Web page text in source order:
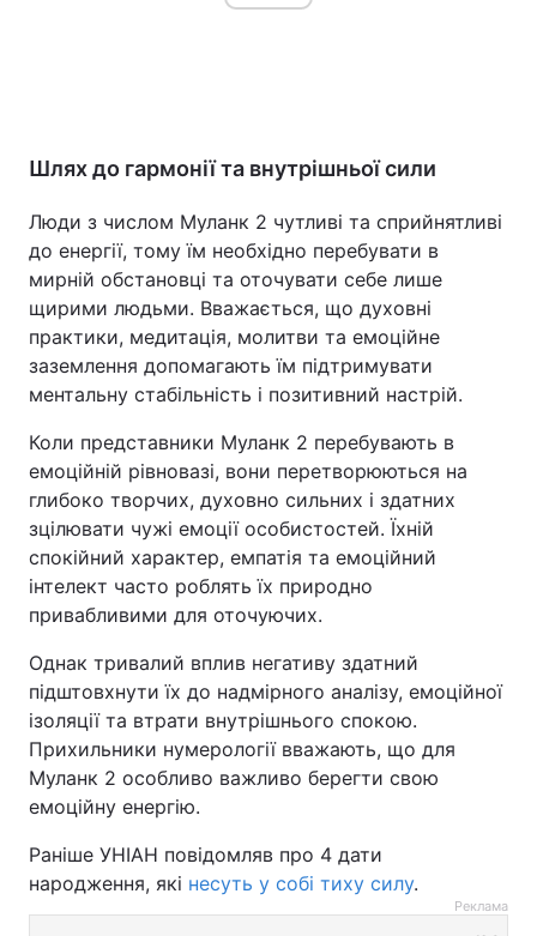
Шлях до гармонії та внутрішньої сили
Люди з числом Муланк 2 чутливі та сприйнятливі
до енергії, тому їм необхідно перебувати в
мирній обстановці та оточувати себе лише
щирими людьми. Вважається, що духовні
практики, медитація, молитви та емоційне
заземлення допомагають їм підтримувати
ментальну стабільність і позитивний настрій.
Коли представники Муланк 2 перебувають в
емоційній рівновазі, вони перетворюються на
глибоко творчих, духовно сильних і здатних
зцілювати чужі емоції особистостей. Їхній
спокійний характер, емпатія та емоційний
інтелект часто роблять їх природно
привабливими для оточуючих.
Однак тривалий вплив негативу здатний
підштовхнути їх до надмірного аналізу, емоційної
ізоляції та втрати внутрішнього спокою.
Прихильники нумерології вважають, що для
Муланк 2 особливо важливо берегти свою
емоційну енергію.
Раніше УНІАН повідомляв про 4 дати
народження, які несуть у собі тиху силу.
Реклама